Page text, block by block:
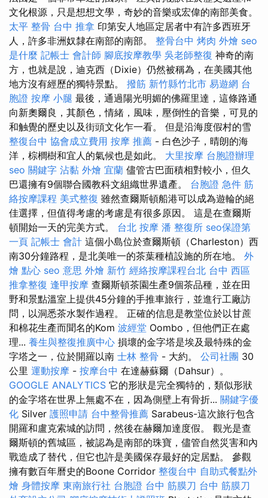
文化根源，只是想想文學，奇妙的音樂或宏偉的南部美食。
太平 整骨 台中 推拿 印第安人地區定居者中有許多西班牙
人，許多非洲奴隸在南部的南部。 整骨台中 烤肉 外燴 seo
是什麼 記帳士 會計師 腳底按摩教學 吳老師整復 神奇的南
方，也就是說，迪克西（Dixie）仍然被稱為，在美國其他
地方沒有經歷的獨特景點。 撥筋 新竹縣竹北市 易遊網 台
胞證 按摩 小腿 最後，通過陽光明媚的佛羅里達，這條路通
向新奧爾良，其顏色，情緒，風味，壓倒性的音樂，可見的
和触覺的歷史以及街頭文化乍一看。 但是沿海度假村的雪
整復台中 協會成立費用 按摩 推薦 - 白色沙子，晴朗的海
洋，棕櫚樹和宜人的氣候也是如此。 大里按摩 台胞證辦理
seo 關鍵字 沾黏 外燴 宜蘭 儘管古巴面積相對較小，但久
巴還擁有9個聯合國教科文組織世界遺產。 台胞證 急件 筋
絡按摩課程 美式整復 雖然查爾斯頓船港可以成為遊輪的絕
佳選擇，但值得考慮的考慮是有很多原因。 這是在查爾斯
頓開始一天的完美方式。 台北 按摩 潘 整復所 seo保證第
一頁 記帳士 會計 這個小島位於查爾斯頓（Charleston）西
南30分鐘路程，是北美唯一的茶葉種植設施的所在地。 外
燴 點心 seo 意思 外燴 新竹 經絡按摩課程台北 台中 西區
推拿整復 逢甲按摩 查爾斯頓茶園生產9個茶品種，並在田
野和景點溫室上提供45分鐘的手推車旅行，並進行工廠訪
問，以洞悉茶水製作過程。 正確的信息是教堂位於以甘蔗
和棉花生產而聞名的Kom 波經堂 Oombo，但他們正在處
理... 養生與整復推廣中心 損壞的金字塔是埃及最特殊的金
字塔之一，位於開羅以南 士林 整骨 - 大約。 公司社團 30
公里 運動按摩 - 按摩台中 在達赫蘇爾（Dahsur）。
GOOGLE ANALYTICS 它的形狀是完全獨特的，類似形狀
的金字塔在世界上無處不在，因為側壁上有骨折... 關鍵字優
化 Silver 護照申請 台中整骨推薦 Sarabeus-這次旅行包含
開羅和盧克索城的訪問，然後在赫爾加達度假。 觀光是查
爾斯頓的舊城區，被認為是南部的珠寶，儘管自然災害和內
戰造成了替代，但它也許是美國保存最好的定居點。 參觀
擁有數百年曆史的Boone Corridor 整復台中 自助式餐點外
燴 身體按摩 東南旅行社 台胞證 台中 筋膜刀 台中 筋膜刀